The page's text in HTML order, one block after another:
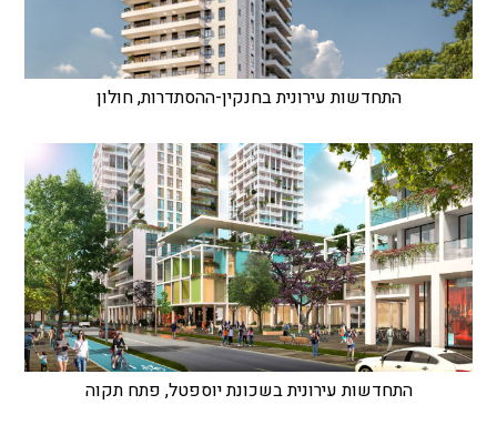
התחדשות עירונית בחנקין-ההסתדרות, חולון
התחדשות עירונית בשכונת יוספטל, פתח תקוה